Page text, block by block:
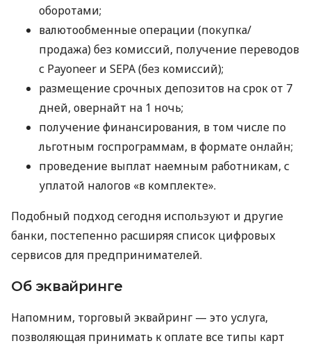
оборотами;
валютообменные операции (покупка/
продажа) без комиссий, получение переводов
с Payoneer и SEPA (без комиссий);
размещение срочных депозитов на срок от 7
дней, овернайт на 1 ночь;
получение финансирования, в том числе по
льготным госпрограммам, в формате онлайн;
проведение выплат наемным работникам, с
уплатой налогов «в комплекте».
Подобный подход сегодня используют и другие
банки, постепенно расширяя список цифровых
сервисов для предпринимателей.
Об эквайринге
Напомним, торговый эквайринг — это услуга,
позволяющая принимать к оплате все типы карт